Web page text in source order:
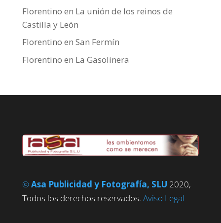
Florentino en La unión de los reinos de
Castilla y León
Florentino en San Fermín
Florentino en La Gasolinera
©Asa Publicidad y Fotografía, SLU 2020,
Todos los derechos reservados. Aviso Legal